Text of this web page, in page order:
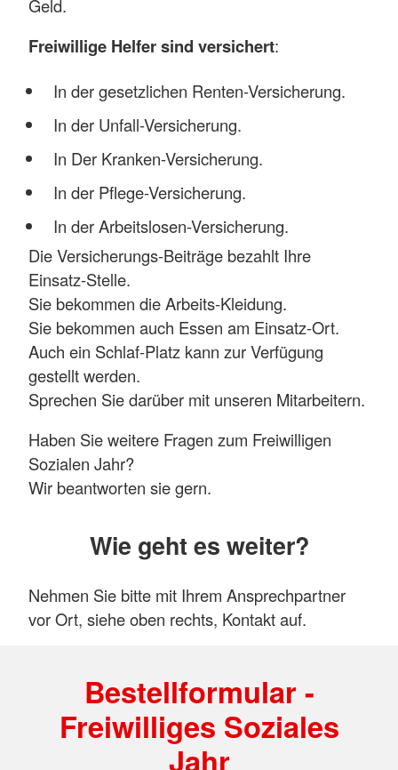
Geld.
Freiwillige Helfer sind versichert:
In der gesetzlichen Renten-Versicherung.
In der Unfall-Versicherung.
In Der Kranken-Versicherung.
In der Pflege-Versicherung.
In der Arbeitslosen-Versicherung.
Die Versicherungs-Beiträge bezahlt Ihre
Einsatz-Stelle.
Sie bekommen die Arbeits-Kleidung.
Sie bekommen auch Essen am Einsatz-Ort.
Auch ein Schlaf-Platz kann zur Verfügung
gestellt werden.
Sprechen Sie darüber mit unseren Mitarbeitern.
Haben Sie weitere Fragen zum Freiwilligen
Sozialen Jahr?
Wir beantworten sie gern.
Wie geht es weiter?
Nehmen Sie bitte mit Ihrem Ansprechpartner
vor Ort, siehe oben rechts, Kontakt auf.
Bestellformular -
Freiwilliges Soziales
Jahr